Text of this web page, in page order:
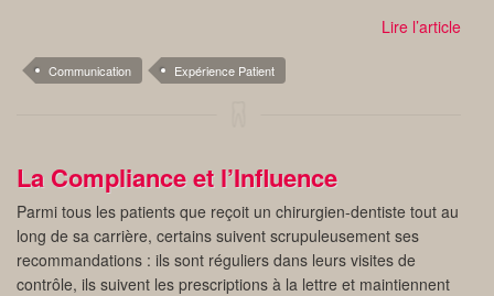
Lire l’article
Communication Expérience Patient
La Compliance et l’Influence
Parmi tous les patients que reçoit un chirurgien-dentiste tout au
long de sa carrière, certains suivent scrupuleusement ses
recommandations : ils sont réguliers dans leurs visites de
contrôle, ils suivent les prescriptions à la lettre et maintiennent